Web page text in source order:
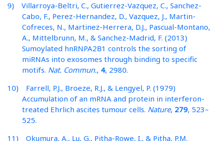
9) Villarroya-Beltri, C., Gutierrez-Vazquez, C., Sanchez-
Cabo, F., Perez-Hernandez, D., Vazquez, J., Martin-
Cofreces, N., Martinez-Herrera, D.J., Pascual-Montano,
A., Mittelbrunn, M., & Sanchez-Madrid, F. (2013)
Sumoylated hnRNPA2B1 controls the sorting of
miRNAs into exosomes through binding to specific
motifs. Nat. Commun., 4, 2980.
10) Farrell, P.J., Broeze, R.J., & Lengyel, P. (1979)
Accumulation of an mRNA and protein in interferon-
treated Ehrlich ascites tumour cells. Nature, 279, 523–
525.
11) Okumura, A., Lu, G., Pitha-Rowe, I., & Pitha, P.M.